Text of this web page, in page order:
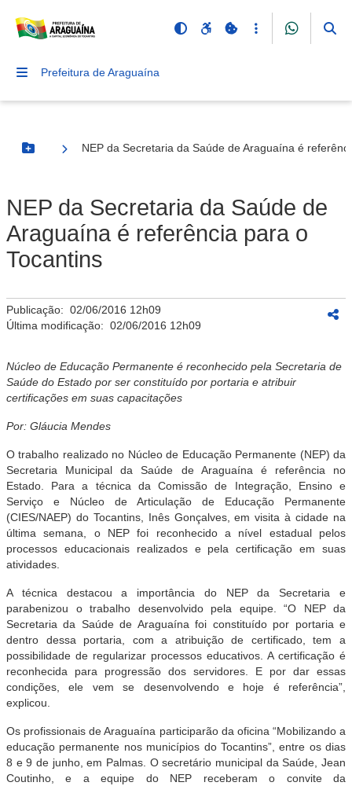
Prefeitura de Araguaína
Botão Menu
NEP da Secretaria da Saúde de Araguaína é
NEP da Secretaria da Saúde de
Araguaína é referência para o
Tocantins
Publicação: 02/06/2016 12h09
Última modificação: 02/06/2016 12h09
Núcleo de Educação Permanente é reconhecido pela Secretaria de
Saúde do Estado por ser constituído por portaria e atribuir
certificações em suas capacitações
Por: Gláucia Mendes
O trabalho realizado no Núcleo de Educação Permanente (NEP) da
Secretaria Municipal da Saúde de Araguaína é referência no
Estado. Para a técnica da Comissão de Integração, Ensino e
Serviço e Núcleo de Articulação de Educação Permanente
(CIES/NAEP) do Tocantins, Inês Gonçalves, em visita à cidade na
última semana, o NEP foi reconhecido a nível estadual pelos
processos educacionais realizados e pela certificação em suas
atividades.
A técnica destacou a importância do NEP da Secretaria e
parabenizou o trabalho desenvolvido pela equipe. “O NEP da
Secretaria da Saúde de Araguaína foi constituído por portaria e
dentro dessa portaria, com a atribuição de certificado, tem a
possibilidade de regularizar processos educativos. A certificação é
reconhecida para progressão dos servidores. E por dar essas
condições, ele vem se desenvolvendo e hoje é referência”,
explicou.
Os profissionais de Araguaína participarão da oficina “Mobilizando a
educação permanente nos municípios do Tocantins”, entre os dias
8 e 9 de junho, em Palmas. O secretário municipal da Saúde, Jean
Coutinho, e a equipe do NEP receberam o convite da